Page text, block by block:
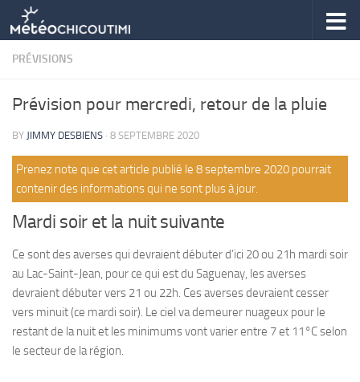
Skip to content
PRÉVISIONS
Prévision pour mercredi, retour de la pluie
BY JIMMY DESBIENS · 8 SEPTEMBRE 2020
Prenez note que cet article publié le 8 septembre 2020 pourrait
contenir des informations qui ne sont plus à jour.
Mardi soir et la nuit suivante
Ce sont des averses qui devraient débuter d’ici 20 ou 21h mardi soir
au Lac-Saint-Jean, pour ce qui est du Saguenay, les averses
devraient débuter vers 21 ou 22h. Ces averses devraient cesser
vers minuit (ce mardi soir). Le ciel va demeurer nuageux pour le
restant de la nuit et les minimums vont varier entre 7 et 11°C selon
le secteur de la région.